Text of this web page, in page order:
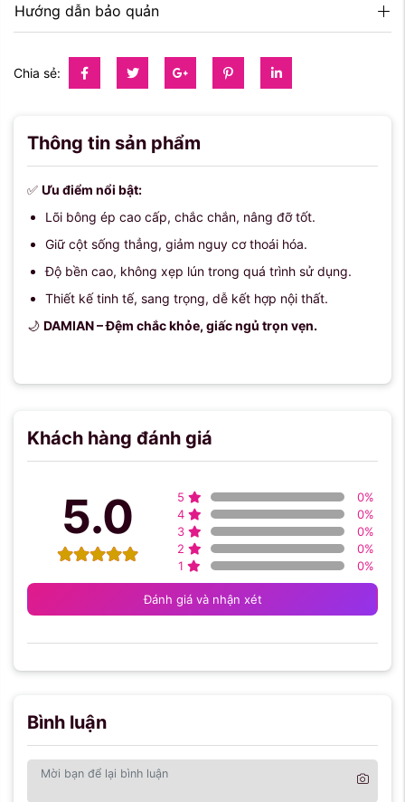
Hướng dẫn bảo quản
Chia sẻ:
Thông tin sản phẩm
✅ Ưu điểm nổi bật:
Lõi bông ép cao cấp, chắc chắn, nâng đỡ tốt.
Giữ cột sống thẳng, giảm nguy cơ thoái hóa.
Độ bền cao, không xẹp lún trong quá trình sử dụng.
Thiết kế tinh tế, sang trọng, dễ kết hợp nội thất.
🌙 DAMIAN – Đệm chắc khỏe, giấc ngủ trọn vẹn.
Khách hàng đánh giá
5.0 5 0%
4
0%
3
0%
2
0%
1
0%
Đánh giá và nhận xét
Bình luận